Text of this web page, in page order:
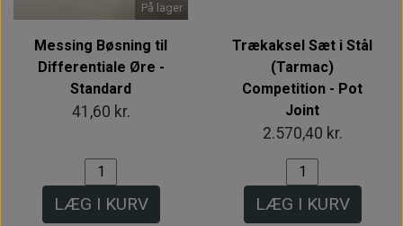
På lager
Messing Bøsning til
Differentiale Øre -
Standard
41,60 kr.
LÆG I KURV
Trækaksel Sæt i Stål
(Tarmac)
Competition - Pot
Joint
2.570,40 kr.
LÆG I KURV